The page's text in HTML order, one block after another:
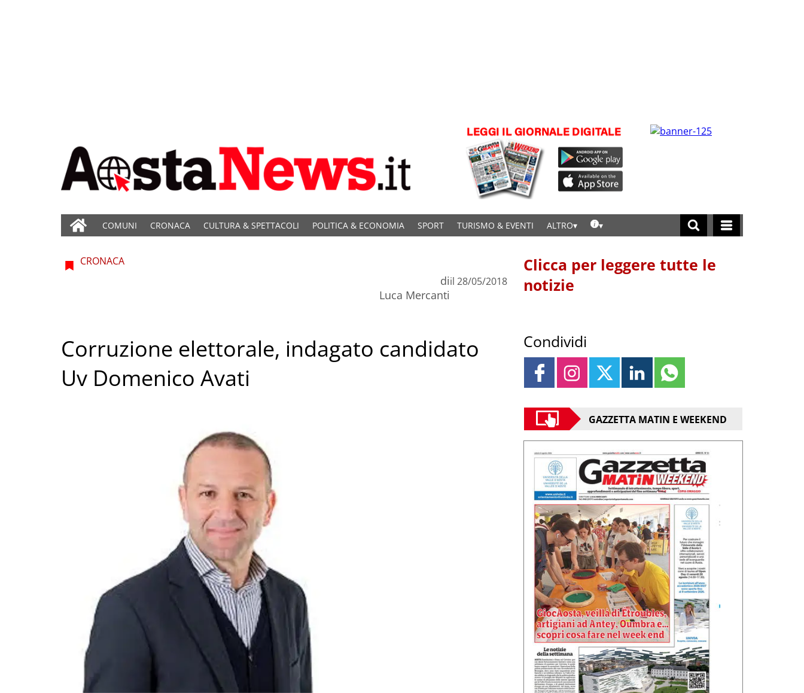
COMUNI CRONACA CULTURA & SPETTACOLI POLITICA & ECONOMIA SPORT TURISMO & EVENTI ALTRO
CRONACA
di
Luca Mercanti
il 28/05/2018
Corruzione elettorale, indagato candidato
Uv Domenico Avati
Clicca per leggere tutte le
notizie
Condividi
GAZZETTA MATIN E WEEKEND